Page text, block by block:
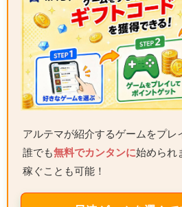
アルテマが紹介するゲームをプレ
誰でも無料でカンタンに始められ
稼ぐことも可能！